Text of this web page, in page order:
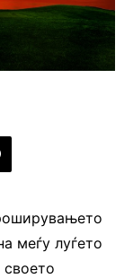
меѓу луѓето